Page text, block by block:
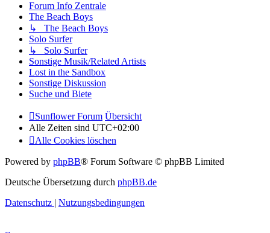
Forum Info Zentrale
The Beach Boys
↳ The Beach Boys
Solo Surfer
↳ Solo Surfer
Sonstige Musik/Related Artists
Lost in the Sandbox
Sonstige Diskussion
Suche und Biete
Sunflower Forum Übersicht
Alle Zeiten sind UTC+02:00
Alle Cookies löschen
Powered by phpBB® Forum Software © phpBB Limited
Deutsche Übersetzung durch phpBB.de
Datenschutz
Nutzungsbedingungen